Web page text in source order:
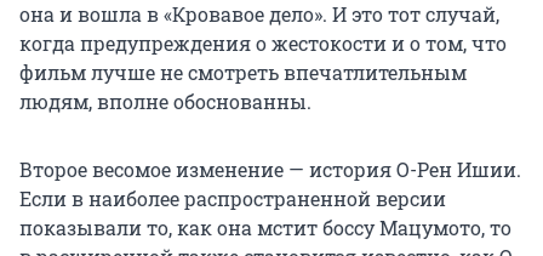
она и вошла в «Кровавое дело». И это тот случай,
когда предупреждения о жестокости и о том, что
фильм лучше не смотреть впечатлительным
людям, вполне обоснованны.
Второе весомое изменение — история О-Рен Ишии.
Если в наиболее распространенной версии
показывали то, как она мстит боссу Мацумото, то